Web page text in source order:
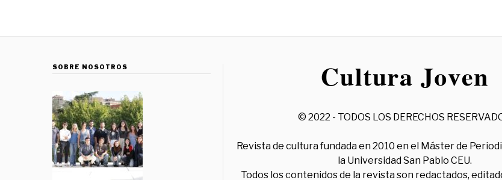
SOBRE NOSOTROS
© 2022 - TODOS LOS DERECHOS
Revista de cultura fundada en 2010 en el Máster de
la Universidad San Pablo CEU.
Todos los contenidos de la revista son redactados,